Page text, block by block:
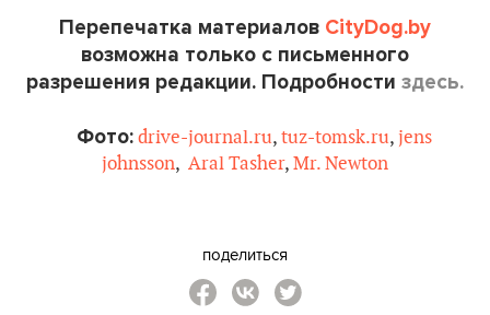
Перепечатка материалов CityDog.by
возможна только с письменного
разрешения редакции. Подробности здесь.
Фото: drive-journal.ru, tuz-tomsk.ru, jens
johnsson, Aral Tasher, Mr. Newton
поделиться